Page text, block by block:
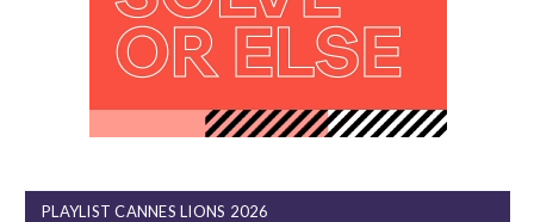
PLAYLIST CANNES LIONS 2026